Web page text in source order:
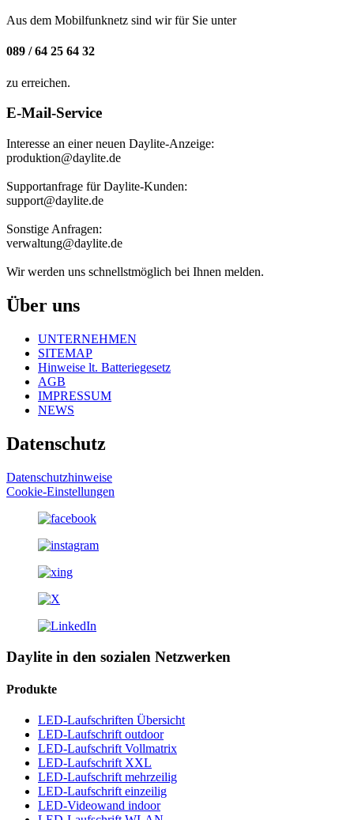
Aus dem Mobilfunknetz sind wir für Sie unter
089 / 64 25 64 32
zu erreichen.
E-Mail-Service
Interesse an einer neuen Daylite-Anzeige:
produktion@daylite.de
Supportanfrage für Daylite-Kunden:
support@daylite.de
Sonstige Anfragen:
verwaltung@daylite.de
Wir werden uns schnellstmöglich bei Ihnen melden.
Über uns
UNTERNEHMEN
SITEMAP
Hinweise lt. Batteriegesetz
AGB
IMPRESSUM
NEWS
Datenschutz
Datenschutzhinweise
Cookie-Einstellungen
Daylite in den sozialen Netzwerken
Produkte
LED-Laufschriften Übersicht
LED-Laufschrift outdoor
LED-Laufschrift Vollmatrix
LED-Laufschrift XXL
LED-Laufschrift mehrzeilig
LED-Laufschrift einzeilig
LED-Videowand indoor